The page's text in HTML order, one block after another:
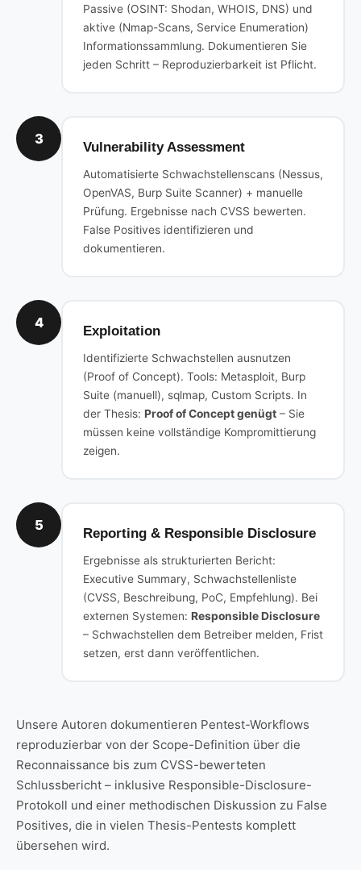
Passive (OSINT: Shodan, WHOIS, DNS) und
aktive (Nmap-Scans, Service Enumeration)
Informationssammlung. Dokumentieren Sie
jeden Schritt – Reproduzierbarkeit ist Pflicht.
3 Vulnerability Assessment
Automatisierte Schwachstellenscans (Nessus,
OpenVAS, Burp Suite Scanner) + manuelle
Prüfung. Ergebnisse nach CVSS bewerten.
False Positives identifizieren und
dokumentieren.
4 Exploitation
Identifizierte Schwachstellen ausnutzen
(Proof of Concept). Tools: Metasploit, Burp
Suite (manuell), sqlmap, Custom Scripts. In
der Thesis: Proof of Concept genügt – Sie
müssen keine vollständige Kompromittierung
zeigen.
5 Reporting & Responsible Disclosure
Ergebnisse als strukturierten Bericht:
Executive Summary, Schwachstellenliste
(CVSS, Beschreibung, PoC, Empfehlung). Bei
externen Systemen: Responsible Disclosure
– Schwachstellen dem Betreiber melden, Frist
setzen, erst dann veröffentlichen.
Unsere Autoren dokumentieren Pentest-Workflows
reproduzierbar von der Scope-Definition über die
Reconnaissance bis zum CVSS-bewerteten
Schlussbericht – inklusive Responsible-Disclosure-
Protokoll und einer methodischen Diskussion zu False
Positives, die in vielen Thesis-Pentests komplett
übersehen wird.